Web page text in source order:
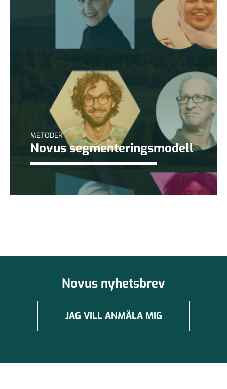
METODER
Novus segmenteringsmodell
Novus nyhetsbrev
JAG VILL ANMÄLA MIG